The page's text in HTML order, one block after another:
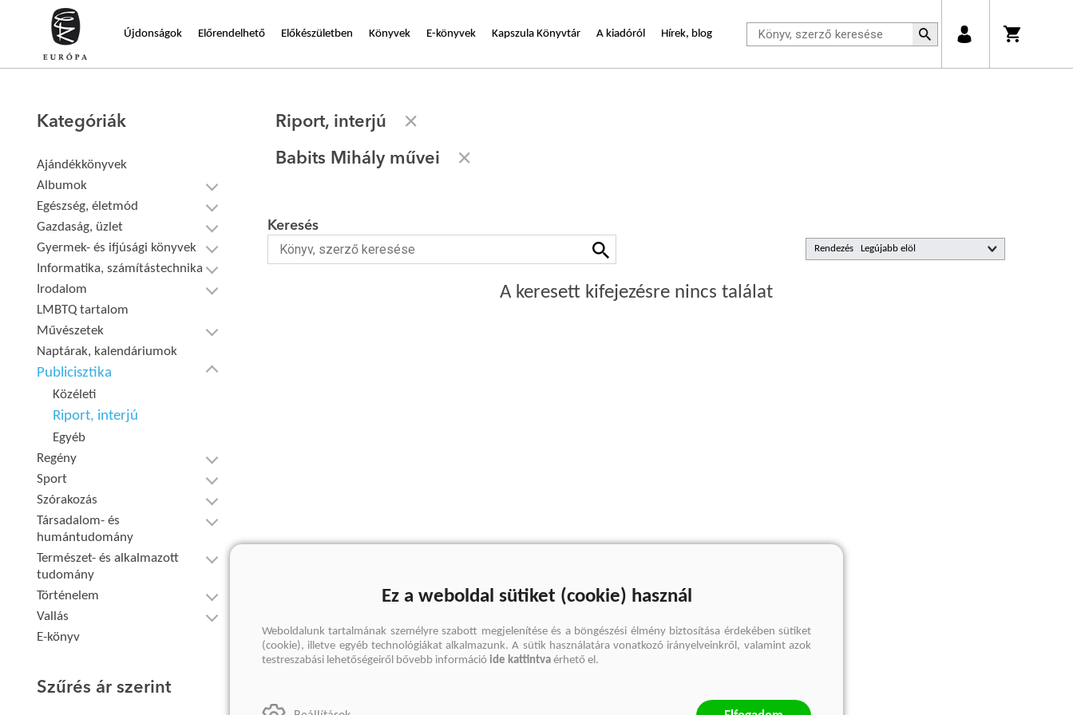
Újdonságok Előrendelhető Előkészületben Könyvek E-könyvek Kapszula Könyvtár A kiadóról Hírek, blog
Kategóriák
Ajándékkönyvek
Albumok
Egészség, életmód
Gazdaság, üzlet
Gyermek- és ifjúsági könyvek
Informatika, számítástechnika
Irodalom
LMBTQ tartalom
Művészetek
Naptárak, kalendáriumok
Publicisztika
Közéleti
Riport, interjú
Egyéb
Regény
Sport
Szórakozás
Társadalom- és
humántudomány
Természet- és alkalmazott
tudomány
Történelem
Vallás
E-könyv
Szűrés ár szerint
Riport, interjú
Babits Mihály művei
Rendezés
Keresés
A keresett kifejezésre nincs találat
Ez a weboldal sütiket (cookie) használ
Weboldalunk tartalmának személyre szabott megjelenítése és a böngészési élmény biztosítása érdekében sütiket
(cookie), illetve egyéb technológiákat alkalmazunk. A sütik használatára vonatkozó irányelveinkről, valamint azok
testreszabási lehetőségeiről bővebb információ ide kattintva érhető el.